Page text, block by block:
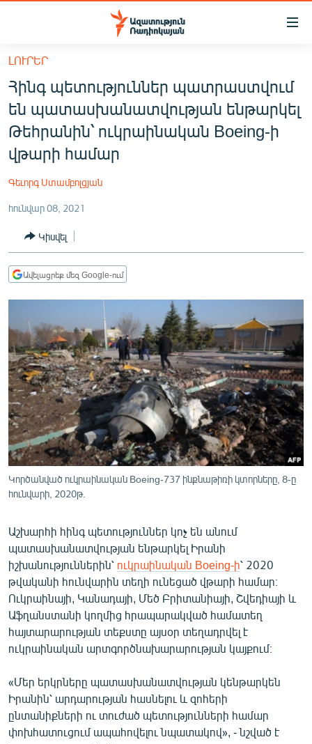
Մատչելիության
հիմնական
բովանդակությանը
Անցնել
հիմնական
մենյուին
Որոնում
ՀԱՅԱՍՏԱՆ
ՔԱՂԱՔԱԿԱՆ
ԸՆՏՐՈՒԹՅՈՒՆՆԵՐ 2026
ՊԱՏԵՐԱԶՄԻ 6 ՇԱԲԱԹՆԵՐԸ
ՏԱՐԱԾԱՇՐՋԱՆ
ՄԻՋԱԶԳԱՅԻՆ
ՄՇԱԿՈՒՅԹ
ՍՊՈՐՏ
ՄԵԿՆԱԲԱՆՈՒԹՅՈՒՆ
ՏՏ ԵՒ ԻՆՏԵՐՆԵՏ
ԿՈՐՈՆԱՎԻՐՈՒՍ
ԱՐԽԻՎ
ՏԵՍԱՆՅՈՒԹԵՐ
ԲԱՆԱՎԵՃ
ՁԳՏԵԼՈՎ ԼԱՎԱԳՈՒՅՆԻՆ
ՓՈԴՔԱՍԹ
Հայերեն
English
ՀԵՏԵՎԵՔ ՄԵԶ
ԼՈՒՐԵՐ
Հինգ պետություններ պատրաստվում
են պատասխանատվության ենթարկել
Թեհրանին՝ ուկրաինական Boeing-ի
վթարի համար
Գեւորգ Ստամբոլցյան
հունվար 08, 2021
Կիսվել
Ավելացրեք մեզ Google-ում
Կործանված ուկրաինական Boeing-737 ինքնաթիռի կտորները, 8-ը
հունվարի, 2020թ.
Աշխարհի հինգ պետություններ կոչ են անում
պատասխանատվության ենթարկել Իրանի
իշխանություններին՝ ուկրաինական Boeing-ի՝ 2020
թվականի հունվարին տեղի ունեցած վթարի համար։
Ուկրաինայի, Կանադայի, Մեծ Բրիտանիայի, Շվեդիայի և
Աֆղանստանի կողմից հրապարակված համատեղ
հայտարարության տեքստը այսօր տեղադրվել է
ուկրաինական արտգործնախարարության կայքում։
«Մեր երկրները պատասխանատվության կենթարկեն
Իրանին՝ արդարության հասնելու և զոհերի
ընտանիքների ու տուժած պետությունների համար
փոխհատուցում ապահովելու նպատակով», - նշված է